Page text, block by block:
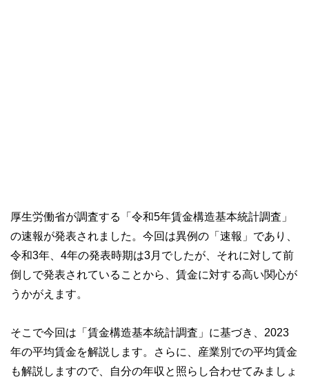
厚生労働省が調査する「令和5年賃金構造基本統計調査」
の速報が発表されました。今回は異例の「速報」であり、
令和3年、4年の発表時期は3月でしたが、それに対して前
倒しで発表されていることから、賃金に対する高い関心が
うかがえます。
そこで今回は「賃金構造基本統計調査」に基づき、2023
年の平均賃金を解説します。さらに、産業別での平均賃金
も解説しますので、自分の年収と照らし合わせてみましょ